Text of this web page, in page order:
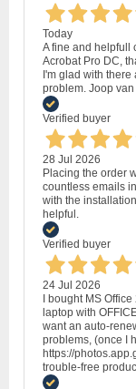
Today
A fine and helpfull
Acrobat Pro DC,
I'm glad with
problem. Joop
Verified buyer
28 Jul 2026
Placing the order
countless emails
with the
helpful.
Verified buyer
24 Jul 2026
I bought MS
laptop with
want an auto-
problems, (once I
https://
trouble-free